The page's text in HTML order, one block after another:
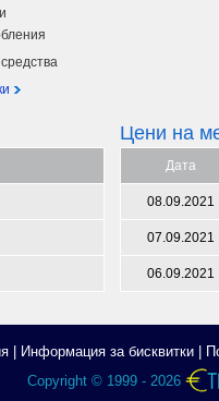
Цени на
Дата
08.09.2021
07.09.2021
06.09.2021
| Информация за бисквитки|
Copyright © 1999 - 2026